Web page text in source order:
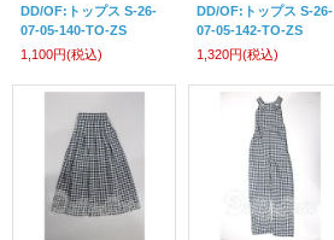
DD/OF:トップス S-26-
07-05-140-TO-ZS
1,100円(税込)
DD/OF:トップス S-26-
07-05-142-TO-ZS
1,320円(税込)